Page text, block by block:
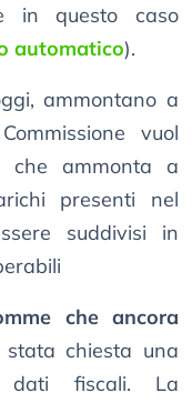
in questo caso
automatico).
ammontano a
vuol
che ammonta a
presenti nel
suddivisi in
che ancora
stata chiesta una
dati fiscali. La